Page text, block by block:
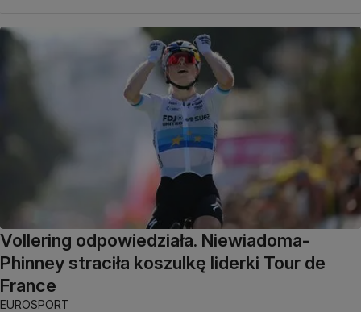
Vollering odpowiedziała. Niewiadoma-
Phinney straciła koszulkę liderki Tour de
France
EUROSPORT